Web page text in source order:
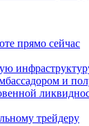
прямо сейчас
и
трейдеру